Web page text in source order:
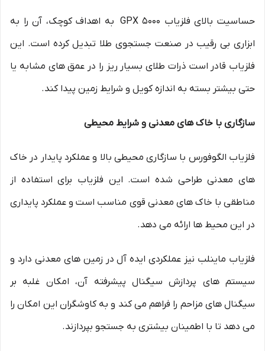
حساسیت بالای فلزیاب GPX 5000 به اهداف کوچک، آن را به
ابزاری بی رقیب در صنعت جستجوی طلا تبدیل کرده است. این
فلزیاب قادر است ذرات طلای بسیار ریز را در عمق های مشابه یا
حتی بیشتر بسته به اندازه کویل و شرایط زمین پیدا کند.
سازگاری با خاک های معدنی و شرایط محیطی
فلزیاب الگوفورس با سازگاری محیطی بالا و عملکرد پایدار در خاک
های معدنی طراحی شده است. این فلزیاب برای استفاده از
مناطقی با خاک های معدنی قوی مناسب است و عملکرد پایداری
در این محیط ها ارائه می دهد.
فلزیاب ماینلب نیز عملکردی ایده آل در زمین های معدنی دارد و
سیستم های پردازش سیگنال پیشرفته آن، امکان غلبه بر
سیگنال های مزاحم را فراهم می کند و به کاوشگران این امکان را
می دهد تا با اطمینان بیشتری به جستجو بپردازند.